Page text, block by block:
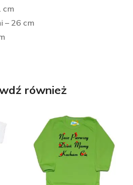
cm
– 26 cm
również